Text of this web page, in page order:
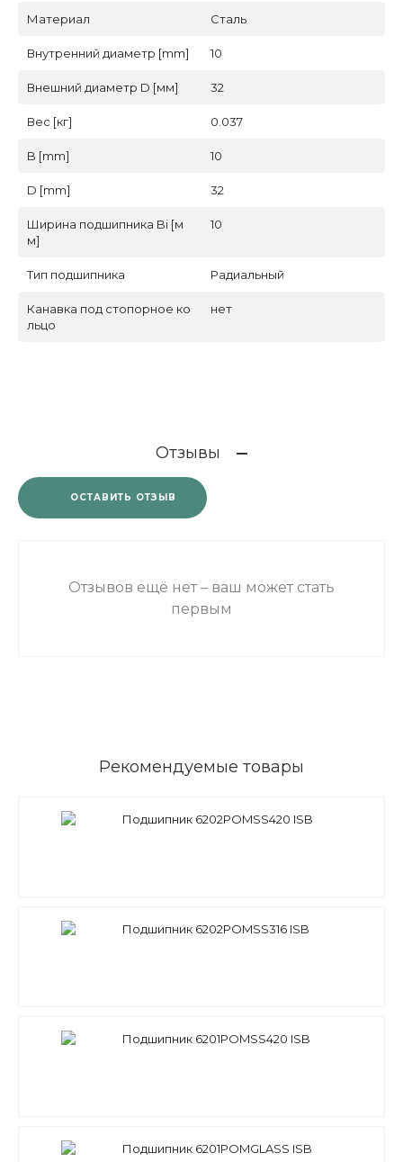
Материал Сталь
Внутренний диаметр [mm] 10
Внешний диаметр D [мм] 32
Вес [кг] 0.037
B [mm] 10
D [mm] 32
Ширина подшипника Bi [м
м]
10
Тип подшипника Радиальный
Канавка под стопорное ко
льцо
нет
Отзывы
ОСТАВИТЬ ОТЗЫВ
Отзывов ещё нет – ваш может стать
первым
Рекомендуемые товары
Подшипник 6202POMSS420 ISB
Подшипник 6202POMSS316 ISB
Подшипник 6201POMSS420 ISB
Подшипник 6201POMGLASS ISB